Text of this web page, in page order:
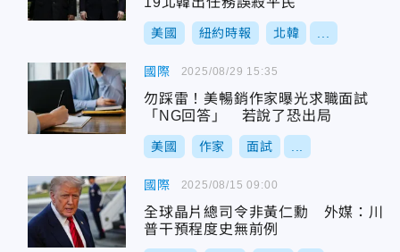
美國 紐約時報 北韓
國際
勿踩雷！美暢銷作家曝光求職面試
「NG回答」 若說了恐出局
美國 作家 面試
2025/08/29 15:35
國際
全球晶片總司令非黃仁勳 外媒：川
普干預程度史無前例
2025/08/15 09:00